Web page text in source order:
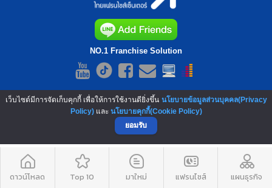
NO.1 Franchise Solution
เว็บไซต์มีการจัดเก็บคุกกี้ เพื่อให้การใช้งานดียิ่งขึ้น นโยบายข้อมูลส่วนบุคคล(Privacy
Policy)และ นโยบายคุกกี้(Cookie Policy)
ยอมรับ
ดาวน์โหลด Top 10 มาใหม่ แฟรนไชส์ แผนธุรกิจ